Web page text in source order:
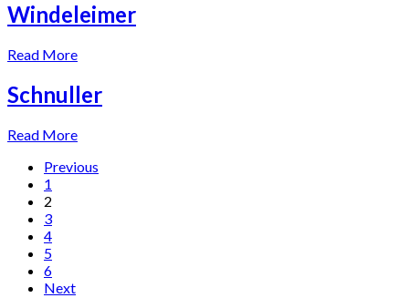
Windeleimer
Read More
Schnuller
Read More
Previous
1
2
3
4
5
6
Next